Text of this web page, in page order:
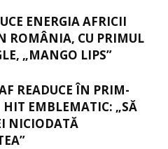
ENERGIA AFRICII
ROMÂNIA, CU PRIMUL
„MANGO LIPS”
READUCE ÎN PRIM-
EMBLEMATIC: „SĂ
NICIODATĂ